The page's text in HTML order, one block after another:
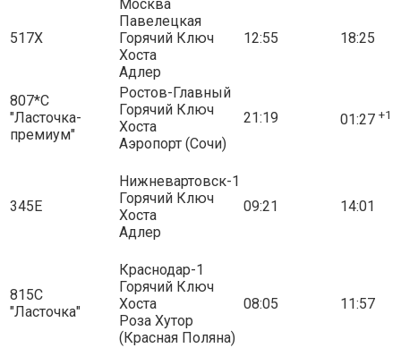
517Х
Москва
Павелецкая
Горячий Ключ
Хоста
Адлер
12:55 18:25
807*С
"Ласточка-
премиум"
Ростов-Главный
Горячий Ключ
Хоста
Аэропорт (Сочи)
21:19 01:27 +1
345Е
Нижневартовск-1
Горячий Ключ
Хоста
Адлер
09:21 14:01
815С
"Ласточка"
Краснодар-1
Горячий Ключ
Хоста
Роза Хутор
(Красная Поляна)
08:05 11:57